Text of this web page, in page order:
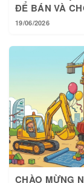
19/06/2026
CHÀO MỪNG
ƯƠM MẦM